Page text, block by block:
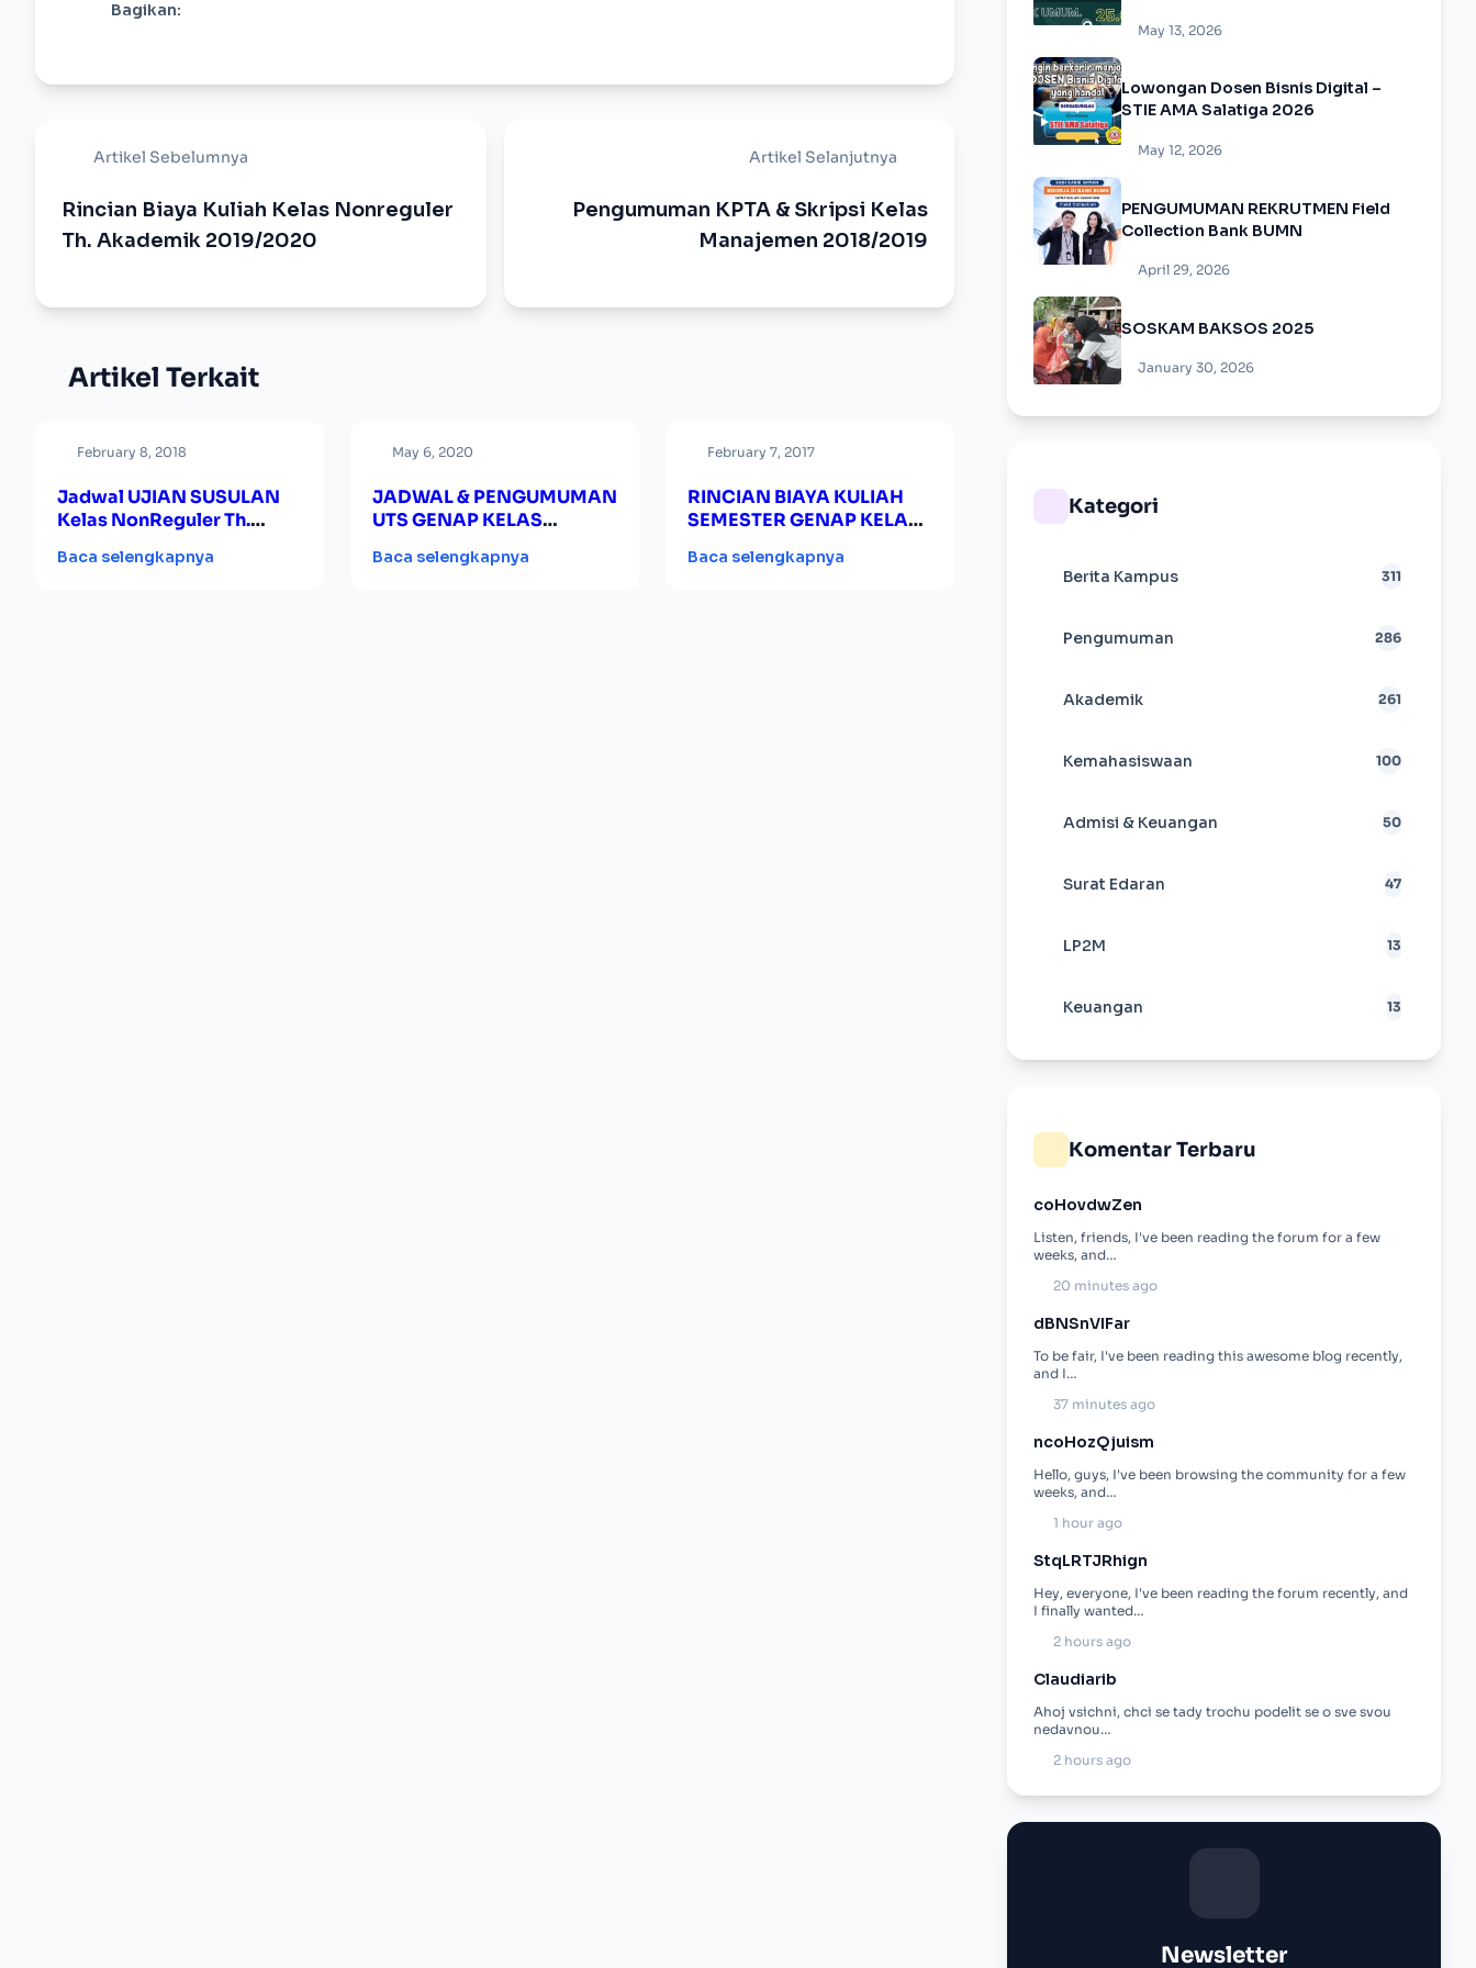
Bagikan:
Artikel Sebelumnya
Rincian Biaya Kuliah Kelas Nonreguler
Th. Akademik 2019/2020
Artikel Selanjutnya
Pengumuman KPTA & Skripsi Kelas
Manajemen 2018/2019
Artikel Terkait
February 8, 2018
Jadwal UJIAN SUSULAN
Kelas NonReguler Th.
Baca selengkapnya
May 6, 2020
JADWAL & PENGUMUMAN
UTS GENAP KELAS
Baca selengkapnya
February 7, 2017
RINCIAN BIAYA KULIAH
SEMESTER GENAP KELAS
2016/2017
Baca selengkapnya
May 13, 2026
Lowongan Dosen Bisnis Digital –
STIE AMA Salatiga 2026
May 12, 2026
PENGUMUMAN REKRUTMEN Field
Collection Bank BUMN
April 29, 2026
SOSKAM BAKSOS 2025
January 30, 2026
Kategori
Berita Kampus 311
Pengumuman 286
Akademik 261
Kemahasiswaan 100
Admisi & Keuangan 50
Surat Edaran 47
LP2M 13
Keuangan 13
Komentar Terbaru
coHovdwZen
Listen, friends, I've been reading the forum for a few
weeks, and…
20 minutes ago
dBNSnVIFar
To be fair, I've been reading this awesome blog recently,
and I…
37 minutes ago
ncoHozQjuism
Hello, guys, I've been browsing the community for a few
weeks, and…
1 hour ago
StqLRTJRhign
Hey, everyone, I've been reading the forum recently, and
I finally wanted…
2 hours ago
Claudiarib
Ahoj vsichni, chci se tady trochu podelit se o sve svou
nedavnou…
2 hours ago
Newsletter